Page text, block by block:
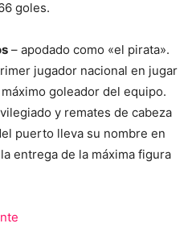
goles.
– apodado como «el pirata».
jugador nacional en jugar
goleador del equipo.
y remates de cabeza
puerto lleva su nombre en
entrega de la máxima figura